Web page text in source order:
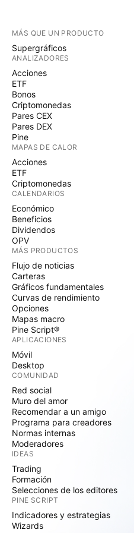
MÁS QUE UN PRODUCTO
Supergráficos
ANALIZADORES
Acciones
ETF
Bonos
Criptomonedas
Pares CEX
Pares DEX
Pine
MAPAS DE CALOR
Acciones
ETF
Criptomonedas
CALENDARIOS
Económico
Beneficios
Dividendos
OPV
MÁS PRODUCTOS
Flujo de noticias
Carteras
Gráficos fundamentales
Curvas de rendimiento
Opciones
Mapas macro
Pine Script®
APLICACIONES
Móvil
Desktop
COMUNIDAD
Red social
Muro del amor
Recomendar a un amigo
Programa para creadores
Normas internas
Moderadores
IDEAS
Trading
Formación
Selecciones de los editores
PINE SCRIPT
Indicadores y estrategias
Wizards